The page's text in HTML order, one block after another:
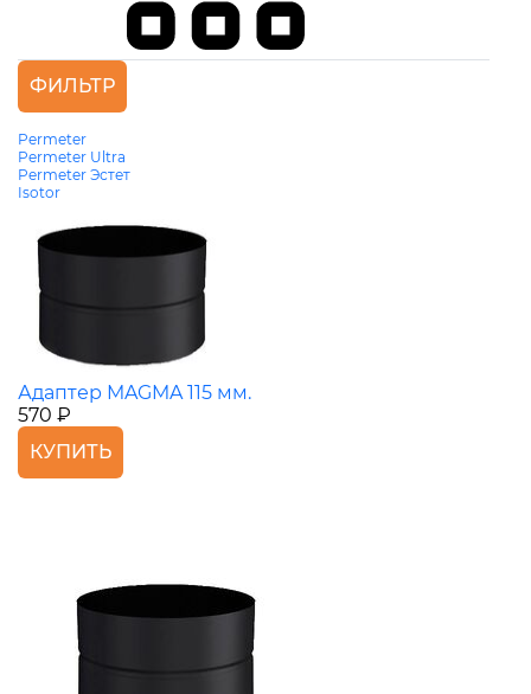
ФИЛЬТР
Permeter
Permeter Ultra
Permeter Эстет
Isotor
Адаптер MAGMA 115 мм.
570 ₽
КУПИТЬ